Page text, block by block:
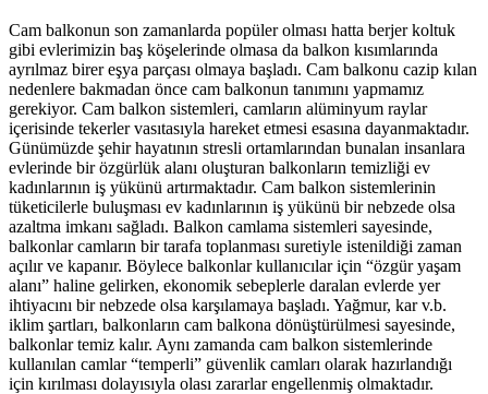
Cam balkonun son zamanlarda popüler olması hatta berjer koltuk
gibi evlerimizin baş köşelerinde olmasa da balkon kısımlarında
ayrılmaz birer eşya parçası olmaya başladı. Cam balkonu cazip kılan
nedenlere bakmadan önce cam balkonun tanımını yapmamız
gerekiyor. Cam balkon sistemleri, camların alüminyum raylar
içerisinde tekerler vasıtasıyla hareket etmesi esasına dayanmaktadır.
Günümüzde şehir hayatının stresli ortamlarından bunalan insanlara
evlerinde bir özgürlük alanı oluşturan balkonların temizliği ev
kadınlarının iş yükünü artırmaktadır. Cam balkon sistemlerinin
tüketicilerle buluşması ev kadınlarının iş yükünü bir nebzede olsa
azaltma imkanı sağladı. Balkon camlama sistemleri sayesinde,
balkonlar camların bir tarafa toplanması suretiyle istenildiği zaman
açılır ve kapanır. Böylece balkonlar kullanıcılar için “özgür yaşam
alanı” haline gelirken, ekonomik sebeplerle daralan evlerde yer
ihtiyacını bir nebzede olsa karşılamaya başladı. Yağmur, kar v.b.
iklim şartları, balkonların cam balkona dönüştürülmesi sayesinde,
balkonlar temiz kalır. Aynı zamanda cam balkon sistemlerinde
kullanılan camlar “temperli” güvenlik camları olarak hazırlandığı
için kırılması dolayısıyla olası zararlar engellenmiş olmaktadır.